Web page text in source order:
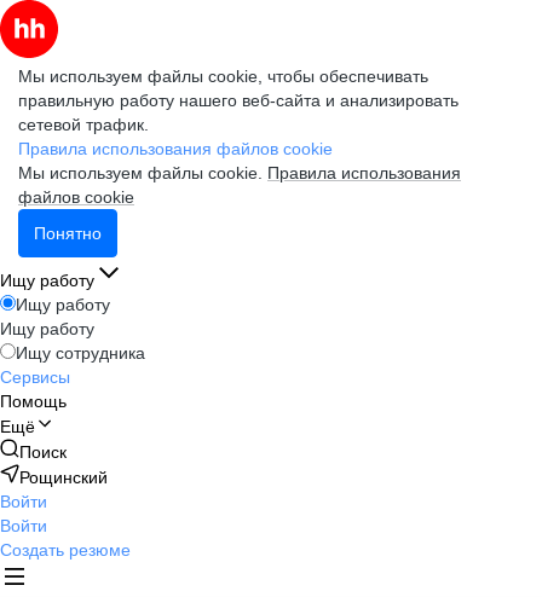
Мы используем файлы cookie, чтобы обеспечивать
правильную работу нашего веб-сайта и анализировать
сетевой трафик.
Правила использования файлов cookie
Мы используем файлы cookie. Правила использования
файлов cookie
Понятно
Ищу работу
Ищу работу
Ищу работу
Ищу сотрудника
Сервисы
Помощь
Ещё
Поиск
Рощинский
Войти
Войти
Создать резюме